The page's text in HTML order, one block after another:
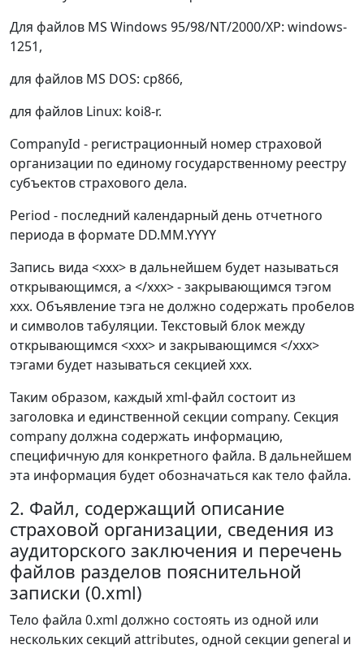
Для файлов MS Windows 95/98/NT/2000/XP: windows-
1251,
для файлов MS DOS: cp866,
для файлов Linux: koi8-r.
CompanyId - регистрационный номер страховой
организации по единому государственному реестру
субъектов страхового дела.
Period - последний календарный день отчетного
периода в формате DD.MM.YYYY
Запись вида <ххх> в дальнейшем будет называться
открывающимся, а </ххх> - закрывающимся тэгом
ххх. Объявление тэга не должно содержать пробелов
и символов табуляции. Текстовый блок между
открывающимся <ххх> и закрывающимся </ххх>
тэгами будет называться секцией ххх.
Таким образом, каждый xml-файл состоит из
заголовка и единственной секции company. Секция
company должна содержать информацию,
специфичную для конкретного файла. В дальнейшем
эта информация будет обозначаться как тело файла.
2. Файл, содержащий описание
страховой организации, сведения из
аудиторского заключения и перечень
файлов разделов пояснительной
записки (0.xml)
Тело файла 0.xml должно состоять из одной или
нескольких секций attributes, одной секции general и